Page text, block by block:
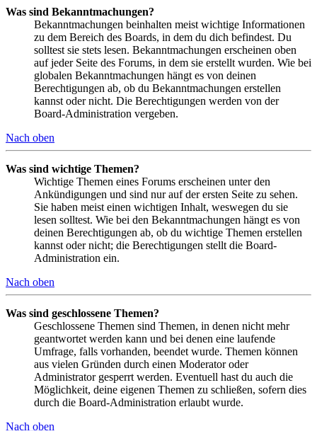
Was sind Bekanntmachungen?
Bekanntmachungen beinhalten meist wichtige Informationen
zu dem Bereich des Boards, in dem du dich befindest. Du
solltest sie stets lesen. Bekanntmachungen erscheinen oben
auf jeder Seite des Forums, in dem sie erstellt wurden. Wie bei
globalen Bekanntmachungen hängt es von deinen
Berechtigungen ab, ob du Bekanntmachungen erstellen
kannst oder nicht. Die Berechtigungen werden von der
Board-Administration vergeben.
Nach oben
Was sind wichtige Themen?
Wichtige Themen eines Forums erscheinen unter den
Ankündigungen und sind nur auf der ersten Seite zu sehen.
Sie haben meist einen wichtigen Inhalt, weswegen du sie
lesen solltest. Wie bei den Bekanntmachungen hängt es von
deinen Berechtigungen ab, ob du wichtige Themen erstellen
kannst oder nicht; die Berechtigungen stellt die Board-
Administration ein.
Nach oben
Was sind geschlossene Themen?
Geschlossene Themen sind Themen, in denen nicht mehr
geantwortet werden kann und bei denen eine laufende
Umfrage, falls vorhanden, beendet wurde. Themen können
aus vielen Gründen durch einen Moderator oder
Administrator gesperrt werden. Eventuell hast du auch die
Möglichkeit, deine eigenen Themen zu schließen, sofern dies
durch die Board-Administration erlaubt wurde.
Nach oben